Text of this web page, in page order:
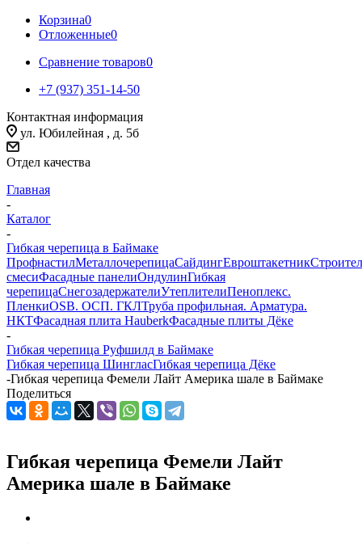
Корзина0
Отложенные0
Сравнение товаров0
+7 (937) 351-14-50
Контактная информация
ул. Юбилейная , д. 5б
Отдел качества
Главная
-
Каталог
-
Гибкая черепица в Баймаке
ПрофнастилМеталлочерепицаСайдингЕвроштакетник
смесиФасадные панелиОндулинГибкая
черепицаСнегозадержателиУтеплителиПеноплекс.
ПленкиOSB. ОСП. ГКЛТруба профильная. Арматура.
НКТФасадная плита HauberkФасадные плиты Дёке
-
Гибкая черепица Руфшилд в Баймаке
Гибкая черепица ШингласГибкая черепица Дёке
-Гибкая черепица Фемели Лайт Америка шале в Баймаке
Поделиться
Гибкая черепица Фемели Лайт
Америка шале в Баймаке